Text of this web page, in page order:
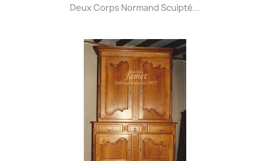
Deux Corps Normand Sculpté...